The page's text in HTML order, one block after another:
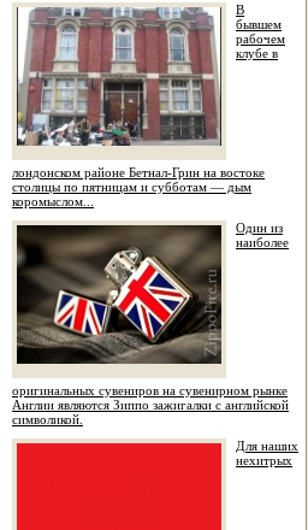
В
бывшем
рабочем
клубе в
лондонском районе Бетнал-Грин на востоке
столицы по пятницам и субботам — дым
коромыслом...
Один из
наиболее
оригинальных сувениров на сувенирном рынке
Англии являются Зиппо зажигалки с английской
символикой.
Для наших
нехитрых